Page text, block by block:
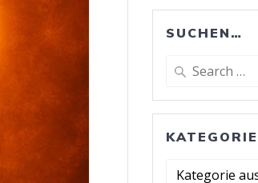
SUCHEN…
Search
Kategorie